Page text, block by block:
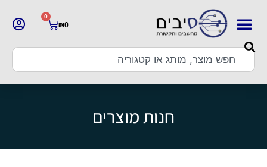
₪0
0
חנות מוצרים